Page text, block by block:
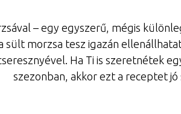
– egy egyszerű, mégis
sült morzsa tesz igazán
Ha Ti is szeretnétek
szezonban, akkor ezt a receptet jó